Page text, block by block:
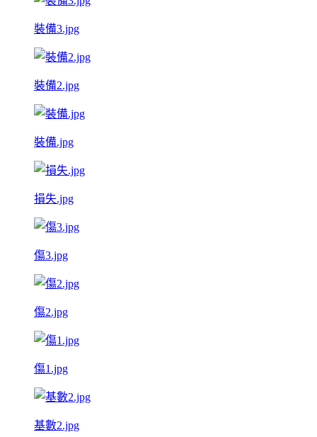
裝備3.jpg
裝備2.jpg
裝備.jpg
損失.jpg
傷3.jpg
傷2.jpg
傷1.jpg
基數2.jpg